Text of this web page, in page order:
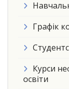
Графік
Курси
освіти